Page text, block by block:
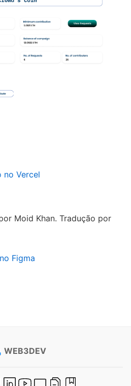
no Vercel
Moid Khan. Tradução por
Figma
WEB3DEV